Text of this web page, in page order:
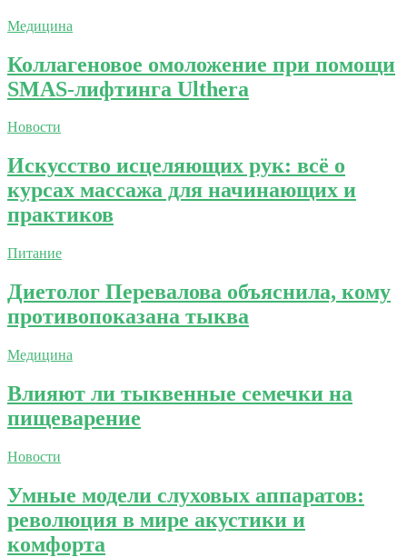
Медицина
Коллагеновое омоложение при помощи
SMAS-лифтинга Ulthera
Новости
Искусство исцеляющих рук: всё о
курсах массажа для начинающих и
практиков
Питание
Диетолог Перевалова объяснила, кому
противопоказана тыква
Медицина
Влияют ли тыквенные семечки на
пищеварение
Новости
Умные модели слуховых аппаратов:
революция в мире акустики и
комфорта